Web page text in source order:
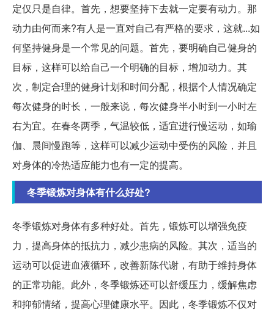
定仅只是自律。首先，想要坚持下去就一定要有动力。那
动力由何而来?有人是一直对自己有严格的要求，这就...如
何坚持健身是一个常见的问题。首先，要明确自己健身的
目标，这样可以给自己一个明确的目标，增加动力。其
次，制定合理的健身计划和时间分配，根据个人情况确定
每次健身的时长，一般来说，每次健身半小时到一小时左
右为宜。在春冬两季，气温较低，适宜进行慢运动，如瑜
伽、晨间慢跑等，这样可以减少运动中受伤的风险，并且
对身体的冷热适应能力也有一定的提高。
冬季锻炼对身体有什么好处?
冬季锻炼对身体有多种好处。首先，锻炼可以增强免疫
力，提高身体的抵抗力，减少患病的风险。其次，适当的
运动可以促进血液循环，改善新陈代谢，有助于维持身体
的正常功能。此外，冬季锻炼还可以舒缓压力，缓解焦虑
和抑郁情绪，提高心理健康水平。因此，冬季锻炼不仅对